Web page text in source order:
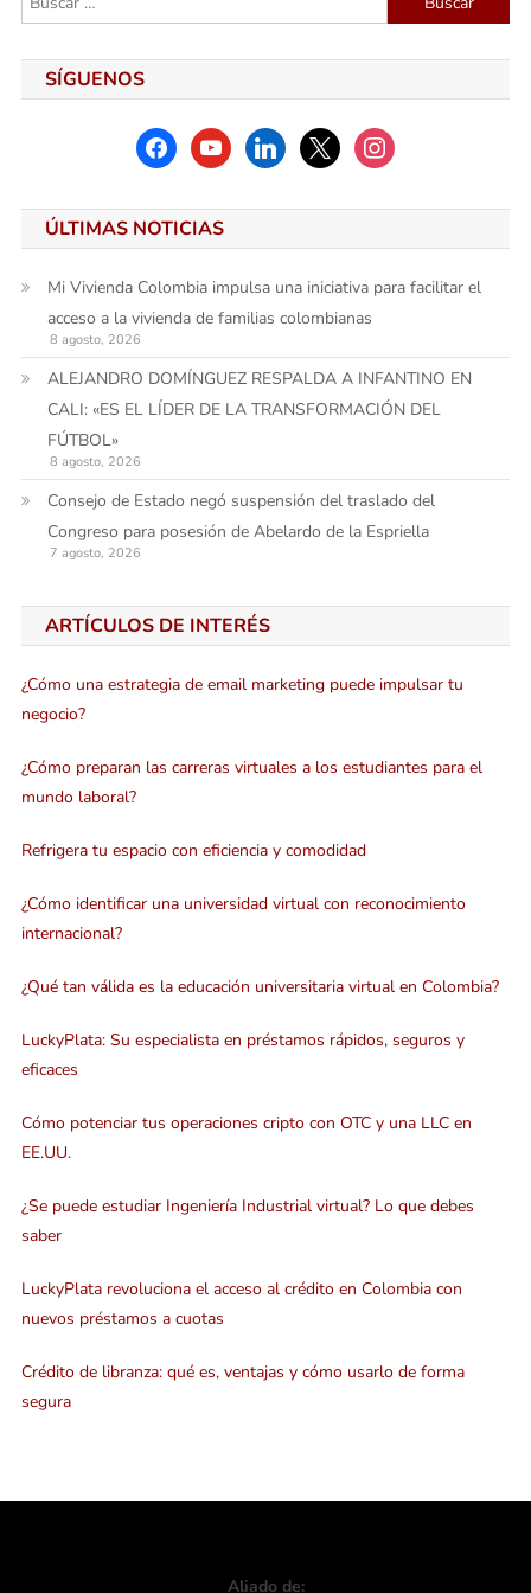
SÍGUENOS
facebookyoutubelinkedinx instagram
ÚLTIMAS NOTICIAS
Mi Vivienda Colombia impulsa una iniciativa para facilitar el
acceso a la vivienda de familias colombianas
8 agosto, 2026
ALEJANDRO DOMÍNGUEZ RESPALDA A INFANTINO EN
CALI: «ES EL LÍDER DE LA TRANSFORMACIÓN DEL
FÚTBOL»
8 agosto, 2026
Consejo de Estado negó suspensión del traslado del
Congreso para posesión de Abelardo de la Espriella
7 agosto, 2026
ARTÍCULOS DE INTERÉS
¿Cómo una estrategia de email marketing puede impulsar tu
negocio?
¿Cómo preparan las carreras virtuales a los estudiantes para el
mundo laboral?
Refrigera tu espacio con eficiencia y comodidad
¿Cómo identificar una universidad virtual con reconocimiento
internacional?
¿Qué tan válida es la educación universitaria virtual en Colombia?
LuckyPlata: Su especialista en préstamos rápidos, seguros y
eficaces
Cómo potenciar tus operaciones cripto con OTC y una LLC en
EE.UU.
¿Se puede estudiar Ingeniería Industrial virtual? Lo que debes
saber
LuckyPlata revoluciona el acceso al crédito en Colombia con
nuevos préstamos a cuotas
Crédito de libranza: qué es, ventajas y cómo usarlo de forma
segura
Aliado de: